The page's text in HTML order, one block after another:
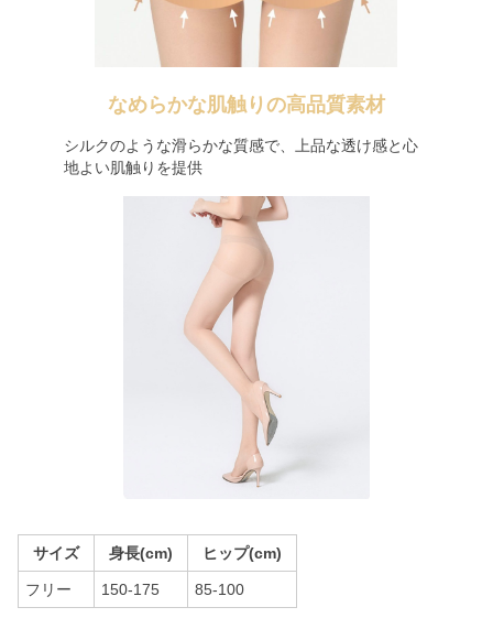
なめらかな肌触りの高品質素材
シルクのような滑らかな質感で、上品な透け感と心
地よい肌触りを提供
サイズ 身長(cm) ヒップ(cm)
フリー 150-175 85-100